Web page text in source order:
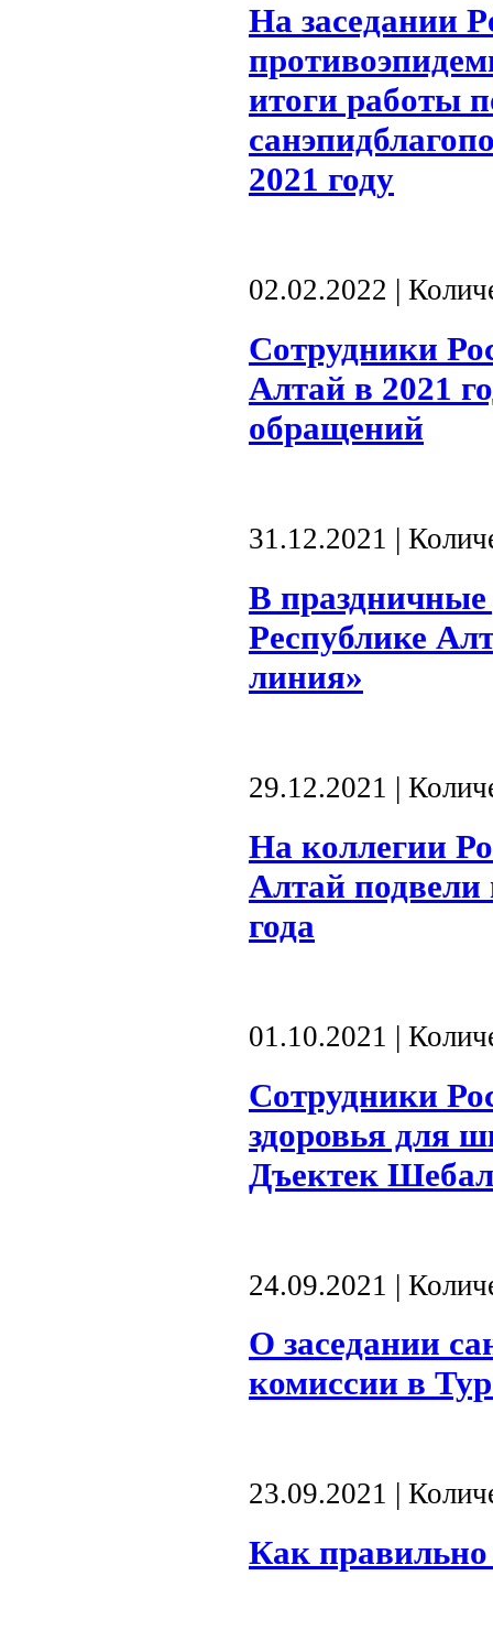
На заседании
итоги работы
2021 году
02.02.2022 |
Сотрудники
Алтай в 2021
обращений
31.12.2021 |
В праздничные
Республике
линия»
29.12.2021 |
На коллегии
Алтай подвели
года
01.10.2021 |
Сотрудники
здоровья для
Дъектек
24.09.2021 |
О заседании
комиссии в
23.09.2021 |
Как правильно